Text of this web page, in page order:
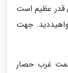
قدر عظیم است
جهت
سمت غرب حصار